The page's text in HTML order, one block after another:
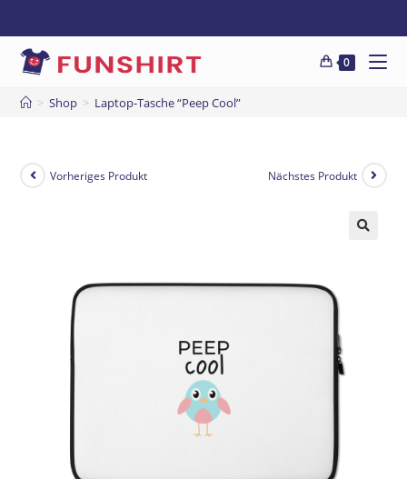
0
> Shop > Laptop-Tasche “Peep Cool”
Vorheriges Produkt Nächstes Produkt